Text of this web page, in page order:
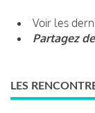
Voir les
Partagez
LES